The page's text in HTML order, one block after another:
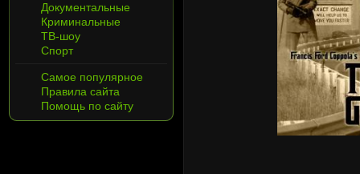
Документальные
Криминальные
ТВ-шоу
Спорт
Самое популярное
Правила сайта
Помощь по сайту